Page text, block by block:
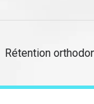
Rétention